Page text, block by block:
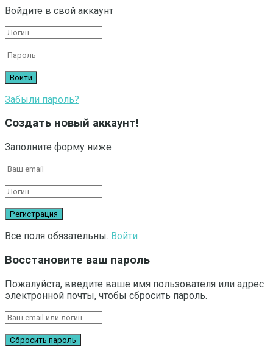
Войдите в свой аккаунт
Забыли пароль?
Создать новый аккаунт!
Заполните форму ниже
Все поля обязательны. Войти
Восстановите ваш пароль
Пожалуйста, введите ваше имя пользователя или адрес
электронной почты, чтобы сбросить пароль.